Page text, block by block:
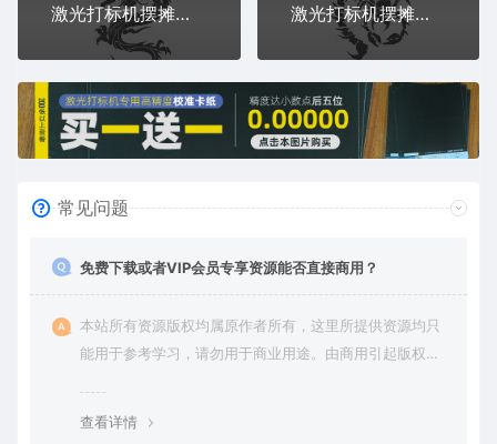
激光打标机摆摊素材 金橙子EZCAD打标专用龙纹03卡通中国传统图案
激光打标机摆摊素材 金橙子EZCAD打标专用05蝎子卡通图案
常见问题
免费下载或者VIP会员专享资源能否直接商用？
本站所有资源版权均属原作者所有，这里所提供资源均只
能用于参考学习，请勿用于商业用途。由商用引起版权纠
查看详情